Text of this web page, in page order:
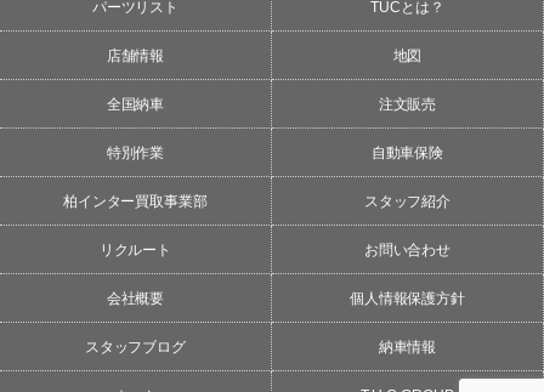
パーツリスト TUCとは？
店舗情報 地図
全国納車 注文販売
特別作業 自動車保険
柏インター買取事業部 スタッフ紹介
リクルート お問い合わせ
会社概要 個人情報保護方針
スタッフブログ 納車情報